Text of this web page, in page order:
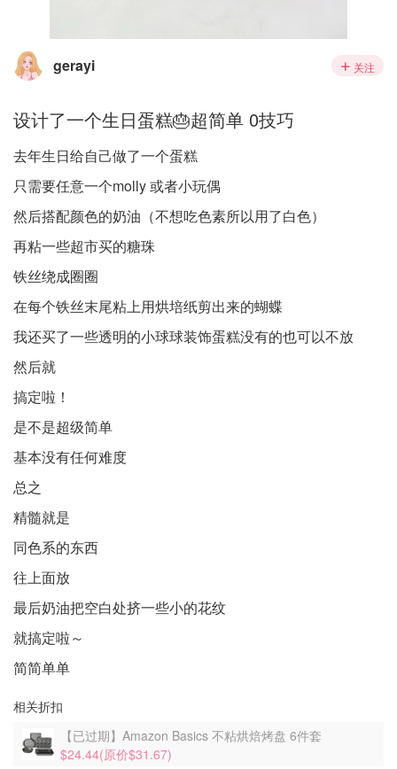
gerayi 关注
设计了一个生日蛋糕🎂超简单 0技巧
去年生日给自己做了一个蛋糕
只需要任意一个molly 或者小玩偶
然后搭配颜色的奶油（不想吃色素所以用了白色）
再粘一些超市买的糖珠
铁丝绕成圈圈
在每个铁丝末尾粘上用烘培纸剪出来的蝴蝶
我还买了一些透明的小球球装饰蛋糕没有的也可以不放
然后就
搞定啦！
是不是超级简单
基本没有任何难度
总之
精髓就是
同色系的东西
往上面放
最后奶油把空白处挤一些小的花纹
就搞定啦～
简简单单
相关折扣
【已过期】Amazon Basics 不粘烘焙烤盘 6件套
$24.44(原价$31.67)